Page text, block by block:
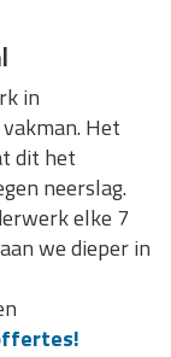
in
Het
dit het
neerslag.
elke 7
we dieper in